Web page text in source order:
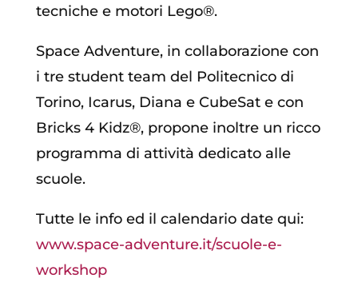
tecniche e motori Lego®.
Space Adventure, in collaborazione con
i tre student team del Politecnico di
Torino, Icarus, Diana e CubeSat e con
Bricks 4 Kidz®, propone inoltre un ricco
programma di attività dedicato alle
scuole.
Tutte le info ed il calendario date qui:
www.space-adventure.it/scuole-e-
workshop